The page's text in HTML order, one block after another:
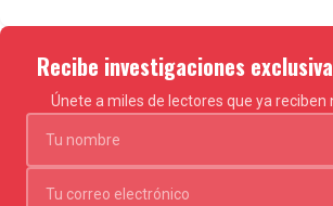
Recibe investigaciones
Únete a miles de lectores que ya reciben